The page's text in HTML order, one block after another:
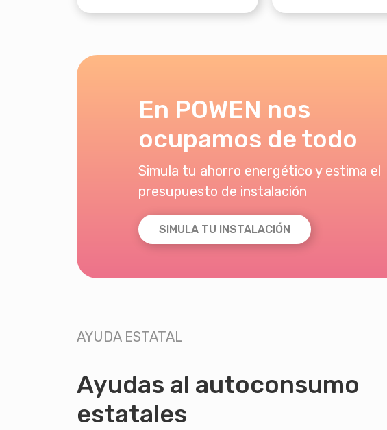
En POWEN nos
ocupamos de todo
Simula tu ahorro energético y estima el
presupuesto de instalación
SIMULA TU INSTALACIÓN
AYUDA ESTATAL
Ayudas al autoconsumo
estatales